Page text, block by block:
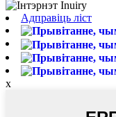
Адправіць ліст
x